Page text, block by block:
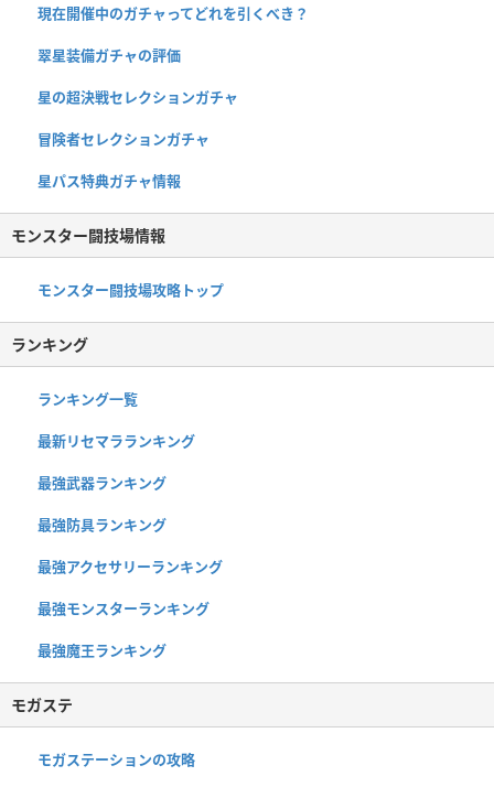
現在開催中のガチャってどれを引くべき？
翠星装備ガチャの評価
星の超決戦セレクションガチャ
冒険者セレクションガチャ
星パス特典ガチャ情報
モンスター闘技場情報
モンスター闘技場攻略トップ
ランキング
ランキング一覧
最新リセマラランキング
最強武器ランキング
最強防具ランキング
最強アクセサリーランキング
最強モンスターランキング
最強魔王ランキング
モガステ
モガステーションの攻略